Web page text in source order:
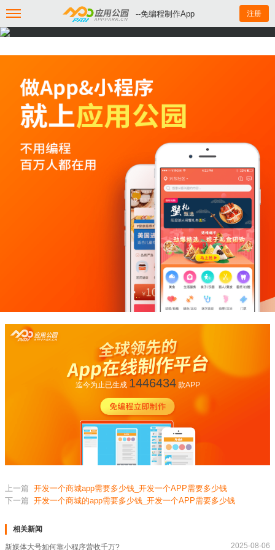
--免编程制作App 注册
迄今为止已生成 1446434款APP
上一篇 开发一个商城app需要多少钱_开发一个APP需要多少钱
下一篇 开发一个商城的app需要多少钱_开发一个APP需要多少钱
相关新闻
新媒体大号如何靠小程序营收千万? 2025-08-06